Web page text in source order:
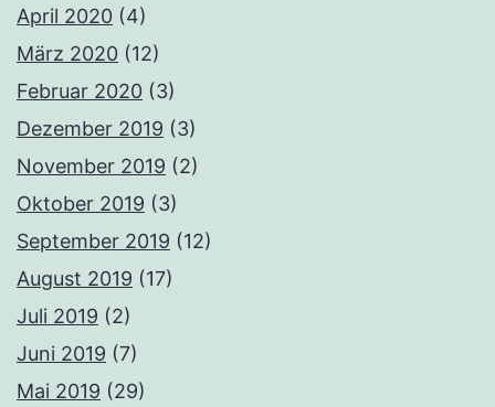
April 2020 (4)
März 2020 (12)
Februar 2020 (3)
Dezember 2019 (3)
November 2019 (2)
Oktober 2019 (3)
September 2019 (12)
August 2019 (17)
Juli 2019 (2)
Juni 2019 (7)
Mai 2019 (29)